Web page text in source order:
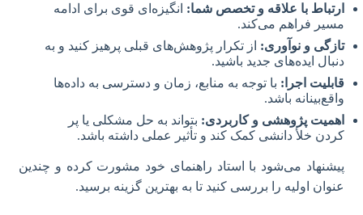
ارتباط با علاقه و تخصص شما: انگیزه‌ای قوی برای ادامه
مسیر فراهم می‌کند.
تازگی و نوآوری: از تکرار پژوهش‌های قبلی پرهیز کنید و به
دنبال ایده‌های جدید باشید.
قابلیت اجرا: با توجه به منابع، زمان و دسترسی به داده‌ها
واقع‌بینانه باشد.
اهمیت پژوهشی و کاربردی: بتواند به حل مشکلی یا پر
کردن خلأ دانشی کمک کند و تأثیر عملی داشته باشد.
پیشنهاد می‌شود با استاد راهنمای خود مشورت کرده و چندین
عنوان اولیه را بررسی کنید تا به بهترین گزینه برسید.